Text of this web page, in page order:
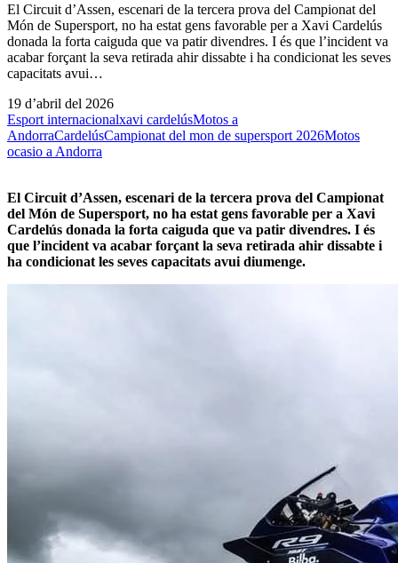
El Circuit d’Assen, escenari de la tercera prova del Campionat del
Món de Supersport, no ha estat gens favorable per a Xavi Cardelús
donada la forta caiguda que va patir divendres. I és que l’incident va
acabar forçant la seva retirada ahir dissabte i ha condicionat les seves
capacitats avui…
19 d’abril del 2026
Esport internacionalxavi cardelúsMotos a
AndorraCardelúsCampionat del mon de supersport 2026Motos
ocasio a Andorra
El Circuit d’Assen, escenari de la tercera prova del Campionat
del Món de Supersport, no ha estat gens favorable per a Xavi
Cardelús donada la forta caiguda que va patir divendres. I és
que l’incident va acabar forçant la seva retirada ahir dissabte i
ha condicionat les seves capacitats avui diumenge.